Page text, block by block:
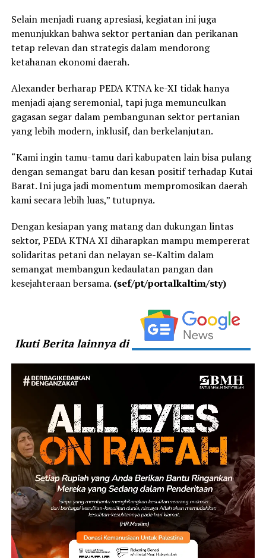
Selain menjadi ruang apresiasi, kegiatan ini juga
menunjukkan bahwa sektor pertanian dan perikanan
tetap relevan dan strategis dalam mendorong
ketahanan ekonomi daerah.
Alexander berharap PEDA KTNA ke-XI tidak hanya
menjadi ajang seremonial, tapi juga memunculkan
gagasan segar dalam pembangunan sektor pertanian
yang lebih modern, inklusif, dan berkelanjutan.
“Kami ingin tamu-tamu dari kabupaten lain bisa pulang
dengan semangat baru dan kesan positif terhadap Kutai
Barat. Ini juga jadi momentum mempromosikan daerah
kami secara lebih luas,” tutupnya.
Dengan kesiapan yang matang dan dukungan lintas
sektor, PEDA KTNA XI diharapkan mampu mempererat
solidaritas petani dan nelayan se-Kaltim dalam
semangat membangun kedaulatan pangan dan
kesejahteraan bersama. (sef/pt/portalkaltim/sty)
Ikuti Berita lainnya di